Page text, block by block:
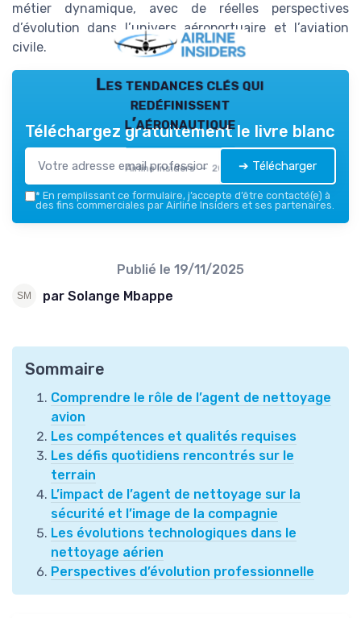
métier dynamique, avec de réelles perspectives
d’évolution dans l’univers aéroportuaire et l’aviation
civile.
Les tendances clés qui
redéfinissent
l’aéronautique
Airline Insiders — 2026
Téléchargez gratuitement le livre blanc
➔ Télécharger
* En remplissant ce formulaire, j’accepte d’être contacté(e) à
des fins commerciales par Airline Insiders et ses partenaires.
Publié le 19/11/2025
par Solange Mbappe
Sommaire
Comprendre le rôle de l’agent de nettoyage
avion
Les compétences et qualités requises
Les défis quotidiens rencontrés sur le
terrain
L’impact de l’agent de nettoyage sur la
sécurité et l’image de la compagnie
Les évolutions technologiques dans le
nettoyage aérien
Perspectives d’évolution professionnelle